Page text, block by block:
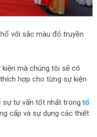
với sắc màu đỏ truyền
mà chúng tôi sẽ có
hợp cho từng sự kiện
sự tư vấn tốt nhất trongtổ
cấp và sự dụng các thiết